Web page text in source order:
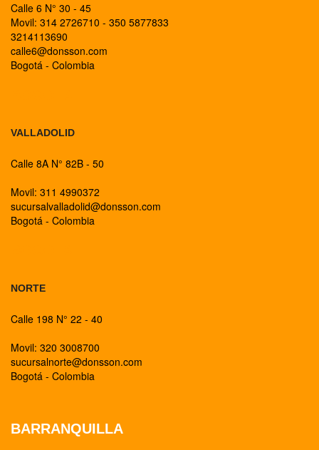
Calle 6 N° 30 - 45
Movil: 314 2726710 - 350 5877833
3214113690
calle6@donsson.com
Bogotá - Colombia
VALLADOLID
Calle 8A N° 82B - 50
Movil: 311 4990372
sucursalvalladolid@donsson.com
Bogotá - Colombia
NORTE
Calle 198 N° 22 - 40
Movil: 320 3008700
sucursalnorte@donsson.com
Bogotá - Colombia
BARRANQUILLA